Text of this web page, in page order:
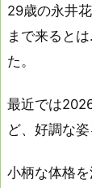
29歳の永井
まで来ると
た。
最近では
ど、好調な姿
小柄な体格